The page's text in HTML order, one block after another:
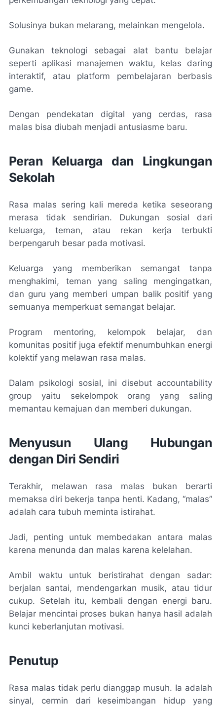
Solusinya bukan melarang, melainkan mengelola.
Gunakan teknologi sebagai alat bantu belajar
seperti aplikasi manajemen waktu, kelas daring
interaktif, atau platform pembelajaran berbasis
game.
Dengan pendekatan digital yang cerdas, rasa
malas bisa diubah menjadi antusiasme baru.
Peran Keluarga dan Lingkungan
Sekolah
Rasa malas sering kali mereda ketika seseorang
merasa tidak sendirian. Dukungan sosial dari
keluarga, teman, atau rekan kerja terbukti
berpengaruh besar pada motivasi.
Keluarga yang memberikan semangat tanpa
menghakimi, teman yang saling mengingatkan,
dan guru yang memberi umpan balik positif yang
semuanya memperkuat semangat belajar.
Program mentoring, kelompok belajar, dan
komunitas positif juga efektif menumbuhkan energi
kolektif yang melawan rasa malas.
Dalam psikologi sosial, ini disebut accountability
group yaitu sekelompok orang yang saling
memantau kemajuan dan memberi dukungan.
Menyusun Ulang Hubungan
dengan Diri Sendiri
Terakhir, melawan rasa malas bukan berarti
memaksa diri bekerja tanpa henti. Kadang, “malas”
adalah cara tubuh meminta istirahat.
Jadi, penting untuk membedakan antara malas
karena menunda dan malas karena kelelahan.
Ambil waktu untuk beristirahat dengan sadar:
berjalan santai, mendengarkan musik, atau tidur
cukup. Setelah itu, kembali dengan energi baru.
Belajar mencintai proses bukan hanya hasil adalah
kunci keberlanjutan motivasi.
Penutup
Rasa malas tidak perlu dianggap musuh. Ia adalah
sinyal, cermin dari keseimbangan hidup yang